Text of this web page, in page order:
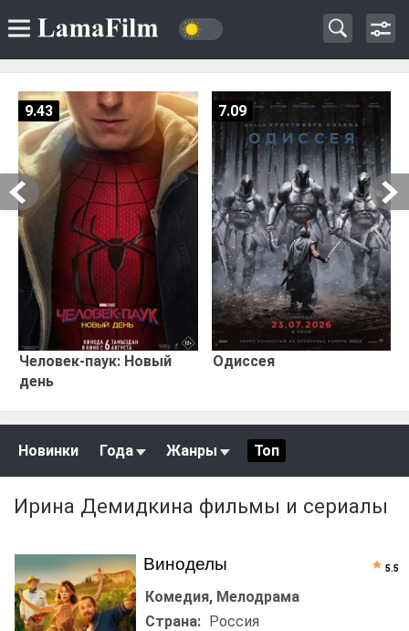
Человек-паук: Новый
день
9.43
Одиссея
7.09
Новинки Года Жанры Топ
Ирина Демидкина фильмы и сериалы
Виноделы
Комедия, Мелодрама
Страна: Россия
5.5